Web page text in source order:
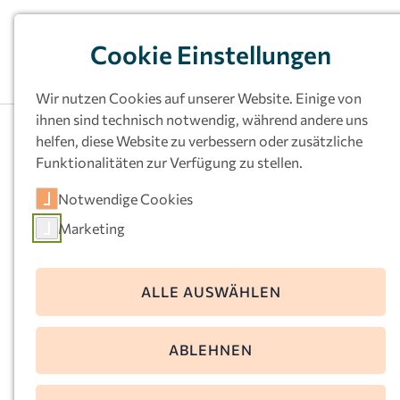
Kath.
Familienzentrum
Kath. St. Marien,
Herne-Nord
44629 Herne
Telefon:
Cookie Einstellungen
Wir nutzen Cookies auf unserer Website. Einige von
ihnen sind technisch notwendig, während andere uns
helfen, diese Website zu verbessern oder zusätzliche
Funktionalitäten zur Verfügung zu stellen.
Notwendige Cookies
Marketing
ALLE AUSWÄHLEN
ABLEHNEN